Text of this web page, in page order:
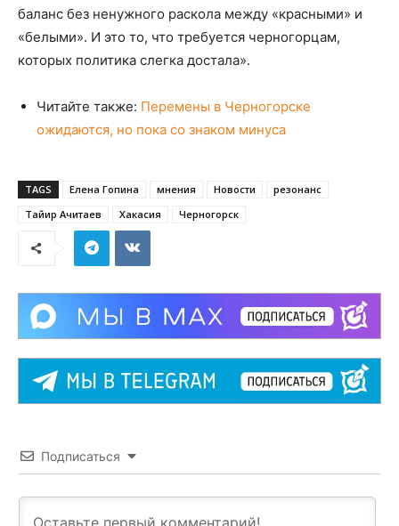
баланс без ненужного раскола между «красными» и
«белыми». И это то, что требуется черногорцам,
которых политика слегка достала».
Читайте также: Перемены в Черногорске
ожидаются, но пока со знаком минуса
TAGS Елена Гопина мнения Новости
резонанс
Тайир Ачитаев
Хакасия Черногорск
Подписаться